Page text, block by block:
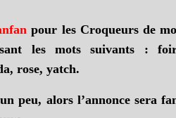
pour les Croqueurs de
les mots suivants :
rose, yatch.
peu, alors l’annonce sera